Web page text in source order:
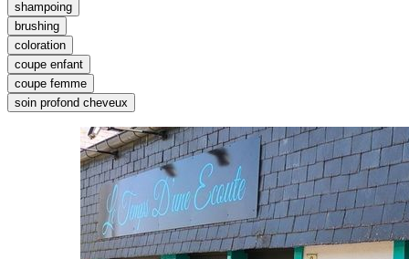
shampoing
brushing
coloration
coupe enfant
coupe femme
soin profond cheveux